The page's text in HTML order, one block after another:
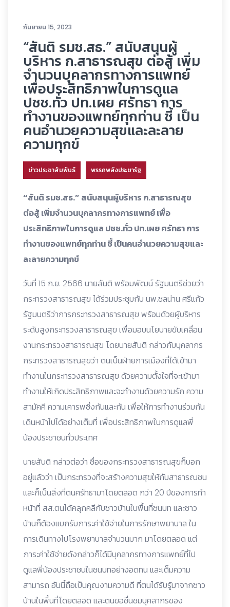
กันยายน 15, 2023
“สันติ รมช.สธ.” สนับสนุนผู้
บริหาร ก.สาธารณสุข ต่อสู้ เพิ่ม
จำนวนบุคลากรทางการแพทย์
เพื่อประสิทธิภาพในการดูแล
ปชช.ทั่ว ปท.เผย ศรัทธา การ
ทำงานของแพทย์ทุกท่าน ชี้ เป็น
คนอำนวยความสุขและละลาย
ความทุกข์
ข่าวประชาสัมพันธ์ พรรคพลังประชารัฐ
“สันติ รมช.สธ.” สนับสนุนผู้บริหาร ก.สาธารณสุข
ต่อสู้ เพิ่มจำนวนบุคลากรทางการแพทย์ เพื่อ
ประสิทธิภาพในการดูแล ปชช.ทั่ว ปท.เผย ศรัทธา การ
ทำงานของแพทย์ทุกท่าน ชี้ เป็นคนอำนวยความสุขและ
ละลายความทุกข์
วันที่ 15 ก.ย. 2566 นายสันติ พร้อมพัฒน์ รัฐมนตรีช่วยว่า
กระทรวงสาธารณสุข ได้ร่วมประชุมกับ นพ.ชลน่าน ศรีแก้ว
รัฐมนตรีว่าการกระทรวงสาธารณสุข พร้อมด้วยผู้บริหาร
ระดับสูงกระทรวงสาธารณสุข เพื่อมอบนโยบายขับเคลื่อน
งานกระทรวงสาธารณสุข โดยนายสันติ กล่าวกับบุคลากร
กระทรวงสาธารณสุขว่า ตนเป็นฝ่ายการเมืองที่ได้เข้ามา
ทำงานในกระทรวงสาธารณสุข ด้วยความตั้งใจที่จะเข้ามา
ทำงานให้เกิดประสิทธิภาพและจะทำงานด้วยความรัก ความ
สามัคคี ความเคารพซึ่งกันและกัน เพื่อให้การทำงานร่วมกัน
เดินหน้าไปได้อย่างเต็มที่ เพื่อประสิทธิภาพในการดูแลพี่
น้องประชาชนทั่วประเทศ
นายสันติ กล่าวต่อว่า ชื่อของกระทรวงสาธารณสุขก็บอก
อยู่แล้วว่า เป็นกระทรวงที่จะสร้างความสุขให้กับสาธารณชน
และก็เป็นสิ่งที่ตนศรัทธามาโดยตลอด กว่า 20 ปีของการทำ
หน้าที่ สส.ตนได้คลุกคลีกับชาวบ้านในพื้นที่ชนบท และชาว
บ้านก็ต้องแบกรับภาระค่าใช้จ่ายในการรักษาพยาบาล ใน
การเดินทางไปโรงพยาบาลจำนวนมาก มาโดยตลอด แต่
ภาระค่าใช้จ่ายดังกล่าวก็ได้มีบุคลากรทางการแพทย์ที่ไป
ดูแลพี่น้องประชาชนในชนบทอย่างอดทน และเต็มความ
สามารถ อันนี้ถือเป็นคุณงามความดี ที่ตนได้รับรู้มาจากชาว
บ้านในพื้นที่โดยตลอด และตนขอชื่นชมบุคลากรของ